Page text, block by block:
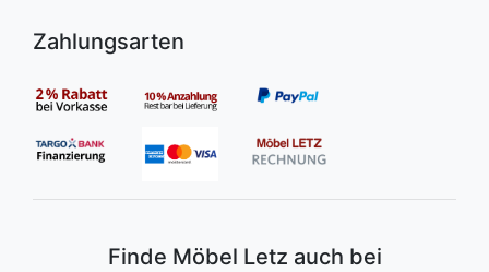
Zahlungsarten
Finde Möbel Letz auch bei